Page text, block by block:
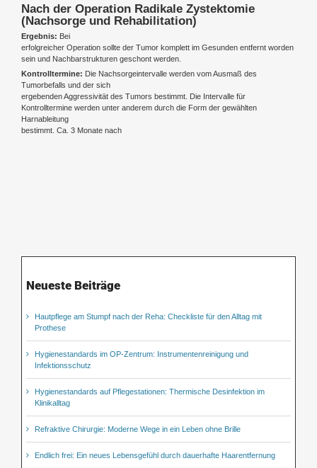
Nach der Operation Radikale Zystektomie
(Nachsorge und Rehabilitation)
Ergebnis: Bei
erfolgreicher Operation sollte der Tumor komplett im Gesunden entfernt worden
sein und Nachbarstrukturen geschont werden.
Kontrolltermine: Die Nachsorgeintervalle werden vom Ausmaß des
Tumorbefalls und der sich
ergebenden Aggressivität des Tumors bestimmt. Die Intervalle für
Kontrolltermine werden unter anderem durch die Form der gewählten
Harnableitung
bestimmt. Ca. 3 Monate nach
Neueste Beiträge
Hautpflege am Stumpf nach der Reha: Checkliste für den Alltag mit
Prothese
Hygienestandards im OP-Zentrum: Instrumentenreinigung und
Infektionsschutz
Hygienestandards auf Pflegestationen: Thermische Desinfektion im
Klinikalltag
Refraktive Chirurgie: Moderne Wege in ein Leben ohne Brille
Endlich frei: Ein neues Lebensgefühl durch dauerhafte Haarentfernung